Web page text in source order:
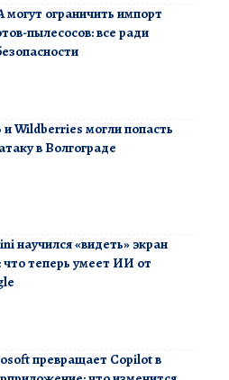
ограничить импорт
пылесосов: все ради
Wildberries могли попасть
в Волгограде
научился «видеть» экран
что теперь умеет ИИ от
превращает Copilot в